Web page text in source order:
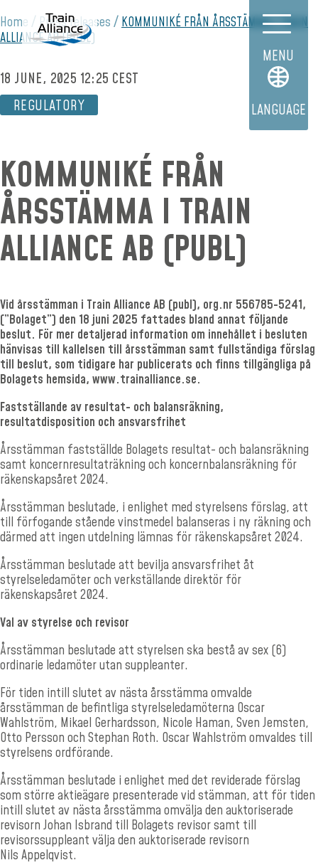
MENU
LANGUAGE
Home Press releases
KOMMUNIKÉ FRÅN ÅRSSTÄMMA I TRAIN
ALLIANCE AB (PUBL)
18 JUNE, 2025 12:25 CEST
REGULATORY
KOMMUNIKÉ FRÅN
ÅRSSTÄMMA I TRAIN
ALLIANCE AB (PUBL)
Vid årsstämman i Train Alliance AB (publ), org.nr 556785-5241,
(”Bolaget”) den 18 juni 2025 fattades bland annat följande
beslut. För mer detaljerad information om innehållet i besluten
hänvisas till kallelsen till årsstämman samt fullständiga förslag
till beslut, som tidigare har publicerats och finns tillgängliga på
Bolagets hemsida, www.trainalliance.se.
Fastställande av resultat- och balansräkning,
resultatdisposition och ansvarsfrihet
Årsstämman fastställde Bolagets resultat- och balansräkning
samt koncernresultaträkning och koncernbalansräkning för
räkenskapsåret 2024.
Årsstämman beslutade, i enlighet med styrelsens förslag, att
till förfogande stående vinstmedel balanseras i ny räkning och
därmed att ingen utdelning lämnas för räkenskapsåret 2024.
Årsstämman beslutade att bevilja ansvarsfrihet åt
styrelseledamöter och verkställande direktör för
räkenskapsåret 2024.
Val av styrelse och revisor
Årsstämman beslutade att styrelsen ska bestå av sex (6)
ordinarie ledamöter utan suppleanter.
För tiden intill slutet av nästa årsstämma omvalde
årsstämman de befintliga styrelseledamöterna Oscar
Wahlström, Mikael Gerhardsson, Nicole Haman, Sven Jemsten,
Otto Persson och Stephan Roth. Oscar Wahlström omvaldes till
styrelsens ordförande.
Årsstämman beslutade i enlighet med det reviderade förslag
som större aktieägare presenterade vid stämman, att för tiden
intill slutet av nästa årsstämma omvälja den auktoriserade
revisorn Johan Isbrand till Bolagets revisor samt till
revisorssuppleant välja den auktoriserade revisorn
Nils Appelqvist.